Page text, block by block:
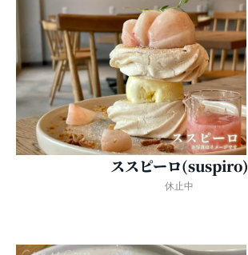
ススピーロ(suspiro)
休止中